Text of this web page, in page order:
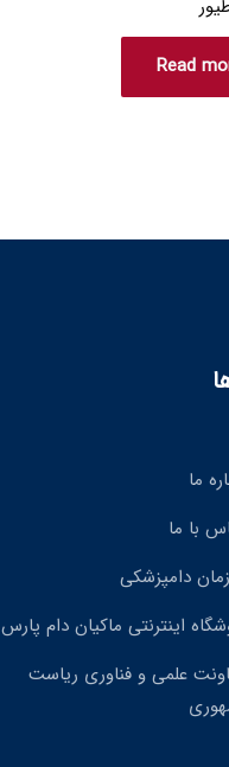
Read
ما
با ما
دامپزشکی
اینترنتی ماکیان دام پارس
علمی و فناوری ریاست